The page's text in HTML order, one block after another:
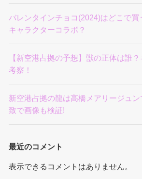
バレンタインチョコ(2024)はどこで買
キャラクターコラボ？
【新空港占拠の予想】獣の正体は誰
考察！
新空港占拠の龍は高橋メアリージュ
致で画像も検証!
最近のコメント
表示できるコメントはありません。